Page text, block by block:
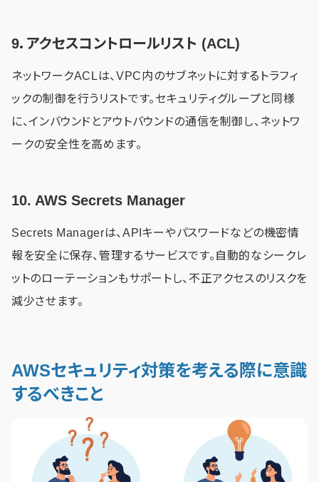
9．アクセスコントロールリスト (ACL)
ネットワークACLは、VPC内のサブネットに対するトラフィ
ックの制御を行うリストです。セキュリティグループと同様
に、インバウンドとアウトバウンドの通信を制御し、ネットワ
ークの安全性を高めます。
10. AWS Secrets Manager
Secrets Managerは、APIキーやパスワードなどの機密情
報を安全に保存、管理するサービスです。自動的なシークレ
ットのローテーションもサポートし、不正アクセスのリスクを
減少させます。
AWSセキュリティ対策を考える際に意識
するべきこと